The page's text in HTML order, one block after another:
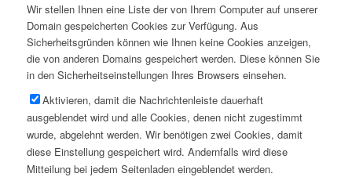
Wir stellen Ihnen eine Liste der von Ihrem Computer auf unserer
Domain gespeicherten Cookies zur Verfügung. Aus
Sicherheitsgründen können wie Ihnen keine Cookies anzeigen,
die von anderen Domains gespeichert werden. Diese können Sie
in den Sicherheitseinstellungen Ihres Browsers einsehen.
Aktivieren, damit die Nachrichtenleiste dauerhaft
ausgeblendet wird und alle Cookies, denen nicht zugestimmt
wurde, abgelehnt werden. Wir benötigen zwei Cookies, damit
diese Einstellung gespeichert wird. Andernfalls wird diese
Mitteilung bei jedem Seitenladen eingeblendet werden.